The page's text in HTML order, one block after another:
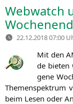
Webwatch
22.12.2018 07:00
Mit den
de bie­ten
ge­ne
The­men­spek­trum
beim Lesen oder